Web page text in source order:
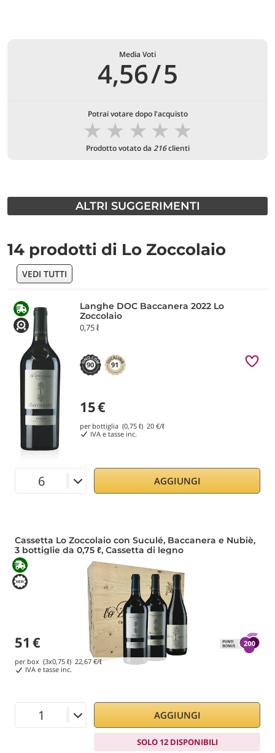
Media Voti
4,56/5
Potrai votare dopo l'acquisto
★
★
★
★
★
Prodotto votato da 216clienti
ALTRI SUGGERIMENTI
14 prodotti di Lo Zoccolaio
VEDI TUTTI
Langhe DOC Baccanera 2022 Lo
Zoccolaio
0,75 ℓ
90 91
15€
per bottiglia (0,75 ℓ) 20 €/ℓ
IVA e tasse inc.
AGGIUNGI
Cassetta Lo Zoccolaio con Suculé, Baccanera e Nubiè,
3 bottiglie da 0,75 ℓ, Cassetta di legno
51 €
per box (3x0,75 ℓ) 22,67 €/ℓ
IVA e tasse inc.
AGGIUNGI
SOLO 12 DISPONIBILI